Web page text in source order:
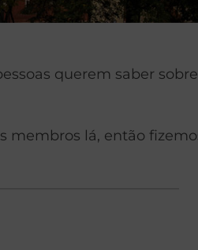
querem saber
lá, então